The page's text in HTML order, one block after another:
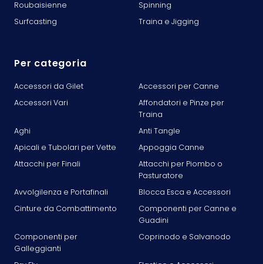
Roubaisienne
Spinning
Surfcasting
Traina e Jigging
Per categoria
Accessori da Gilet
Accessori per Canne
Accessori Vari
Affondatori e Pinze per
Traina
Aghi
Anti Tangle
Apicali e Tubolari per Vette
Appoggia Canne
Attacchi per Finali
Attacchi per Piombo o
Pasturatore
Avvolgilenza e Portafinali
Blocca Esca e Accessori
Cinture da Combattimento
Componenti per Canne e
Guadini
Componenti per
Galleggianti
Coprinodo e Salvanodo